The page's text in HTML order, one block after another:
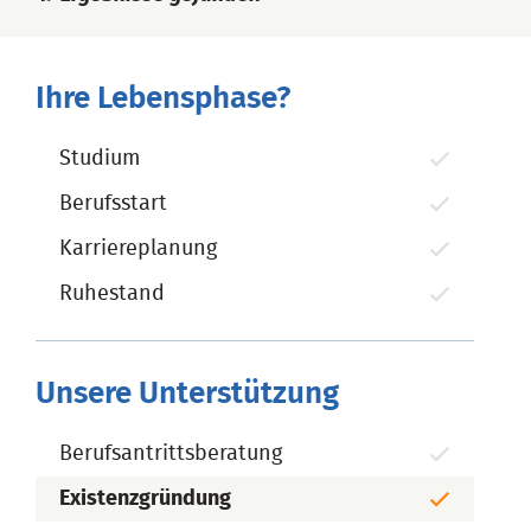
Ihre Lebensphase?
Studium
Berufsstart
Karriereplanung
Ruhestand
Unsere Unterstützung
Berufsantrittsberatung
Existenzgründung